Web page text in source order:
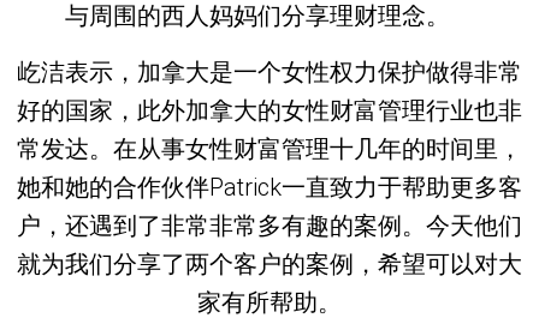
与周围的西人妈妈们分享理财理念。
屹洁表示，加拿大是一个女性权力保护做得非常
好的国家，此外加拿大的女性财富管理行业也非
常发达。在从事女性财富管理十几年的时间里，
她和她的合作伙伴Patrick一直致力于帮助更多客
户，还遇到了非常非常多有趣的案例。今天他们
就为我们分享了两个客户的案例，希望可以对大
家有所帮助。